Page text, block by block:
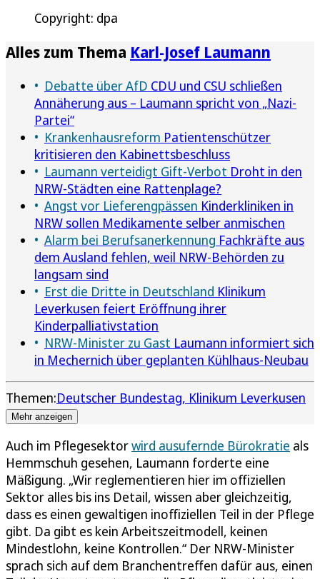
Copyright: dpa
Alles zum Thema Karl-Josef Laumann
Debatte über AfD CDU und CSU schließen
Annäherung aus – Laumann spricht von „Nazi-
Partei“
Krankenhausreform Patientenschützer
kritisieren den Kabinettsbeschluss
Laumann verteidigt Gift-Verbot Droht in den
NRW-Städten eine Rattenplage?
Angst vor Lieferengpässen Kinderkliniken in
NRW sollen Medikamente selber anmischen
Alarm bei Berufsanerkennung Fachkräfte aus
dem Ausland fehlen, weil NRW-Behörden zu
langsam sind
Erst die Dritte in Deutschland Klinikum
Leverkusen feiert Eröffnung ihrer
Kinderpalliativstation
NRW-Minister zu Gast Laumann informiert sich
in Mechernich über geplanten Kühlhaus-Neubau
Themen:Deutscher Bundestag Klinikum Leverkusen
Mehr anzeigen
Auch im Pflegesektorwird ausufernde Bürokratie als
Hemmschuh gesehen, Laumann forderte eine
Mäßigung. „Wir reglementieren hier im offiziellen
Sektor alles bis ins Detail, wissen aber gleichzeitig,
dass es einen gewaltigen inoffiziellen Teil in der Pflege
gibt. Da gibt es kein Arbeitszeitmodell, keinen
Mindestlohn, keine Kontrollen.“ Der NRW-Minister
sprach sich auf dem Branchentreffen dafür aus, einen